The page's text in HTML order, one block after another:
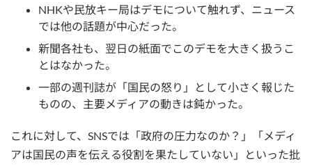
NHKや民放キー局はデモについて触れず、ニュース
では他の話題が中心だった。
新聞各社も、翌日の紙面でこのデモを大きく扱うこ
とはなかった。
一部の週刊誌が「国民の怒り」として小さく報じた
ものの、主要メディアの動きは鈍かった。
これに対して、SNSでは「政府の圧力なのか？」「メディ
アは国民の声を伝える役割を果たしていない」といった批